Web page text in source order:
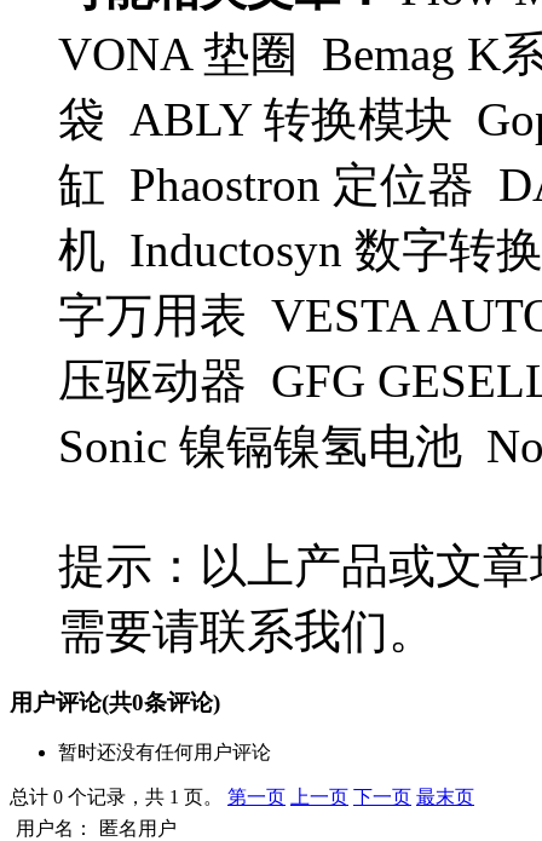
VONA 垫圈 Bemag K
袋 ABLY 转换模块
缸 Phaostron 定位器
机 Inductosyn 数字转
字万用表 VESTA
压驱动器 GFG
Sonic 镍镉镍氢电池
提示：以上产品或文
需要请联系我们。
用户评论(共0条评论)
暂时还没有任何用户评论
总计 0 个记录，共 1 页。 第一页 上一页 下一页 最末页
用户名：
匿名用户